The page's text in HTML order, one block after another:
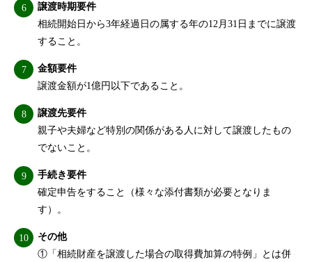
譲渡時期要件
相続開始日から3年経過日の属する年の12月31日までに譲渡
すること。
金額要件
譲渡金額が1億円以下であること。
譲渡先要件
親子や夫婦など特別の関係がある人に対して譲渡したもの
でないこと。
手続き要件
確定申告をすること（様々な添付書類が必要となりま
す）。
その他
①「相続財産を譲渡した場合の取得費加算の特例」とは併